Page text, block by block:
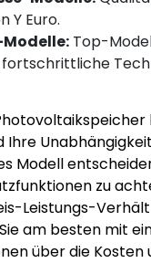
Y Euro.
Top-
Ihre
Modell
zu
Leistungs-
am besten mit
über die Kosten